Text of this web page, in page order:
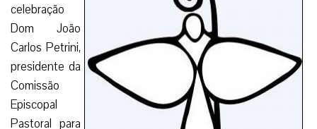
celebração
Dom João
Carlos Petrini,
presidente da
Comissão
Episcopal
Pastoral para